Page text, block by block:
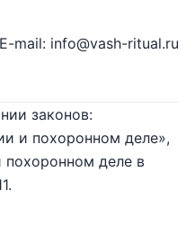
E-mail: info@vash-ritual.ru
законов:
и похоронном деле»,
похоронном деле в